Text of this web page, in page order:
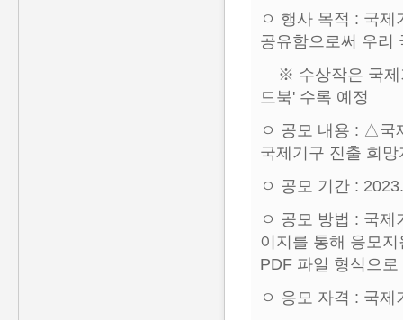
ㅇ 행사 목적 : 국
공유함으로써 우리
※ 수상작은 국제
드북' 수록 예정
ㅇ 공모 내용 : △국
국제기구 진출 희
ㅇ 공모 기간 :
ㅇ 공모 방법 : 국
이지를 통해 응모
PDF 파일 형식으
ㅇ 응모 자격 : 국